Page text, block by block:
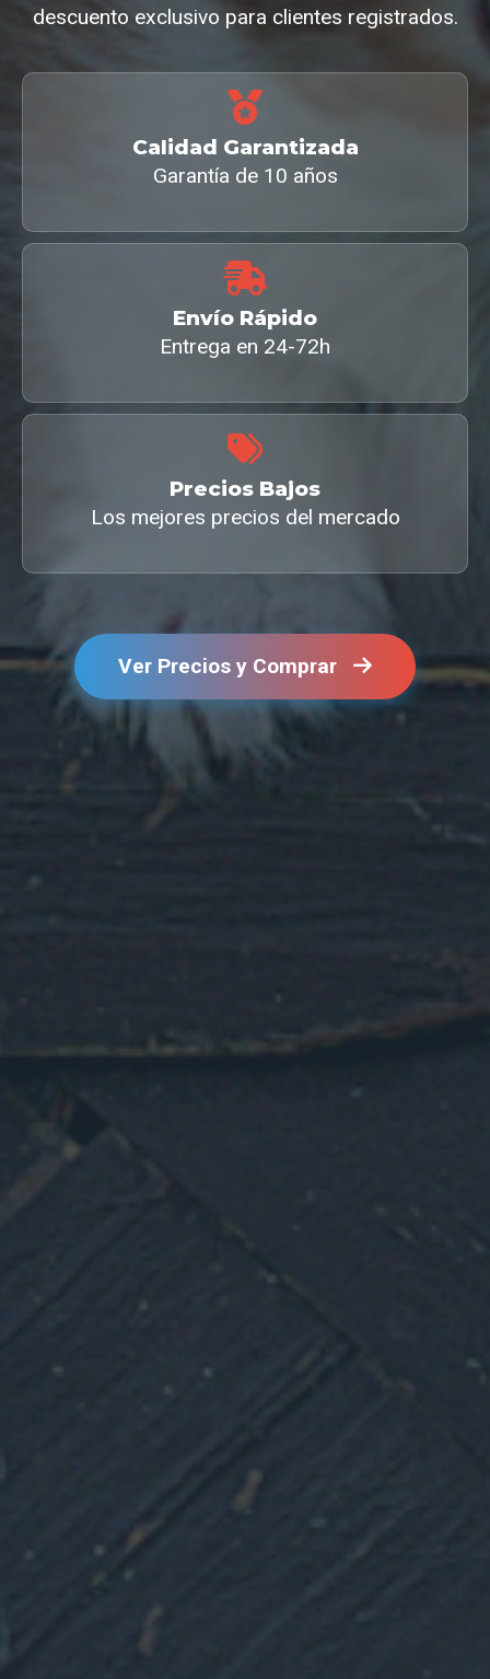
descuento exclusivo para clientes registrados.
Calidad Garantizada
Garantía de 10 años
Envío Rápido
Entrega en 24-72h
Precios Bajos
Los mejores precios del mercado
Ver Precios y Comprar